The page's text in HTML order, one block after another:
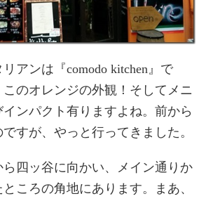
アンは『comodo kitchen』で
のオレンジの外観！そしてメニ
インパクト有りますよね。前から
すが、やっと行ってきました。
四ッ谷に向かい、メイン通りか
ころの角地にあります。まあ、